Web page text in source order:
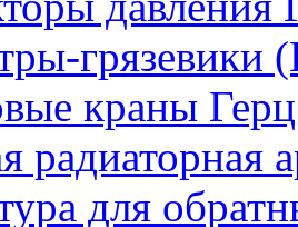
грязевики
краны
радиаторная
для